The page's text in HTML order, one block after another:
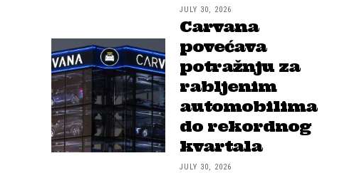
JULY 30, 2026
Carvana
povećava
potražnju za
rabljenim
automobilima
do rekordnog
kvartala
JULY 30, 2026